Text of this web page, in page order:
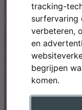
tracking-
surfervaring
verbeteren,
en
begrijpen
komen.
Terug